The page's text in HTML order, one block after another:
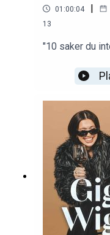
01:00:04 |
13
"10 saker du